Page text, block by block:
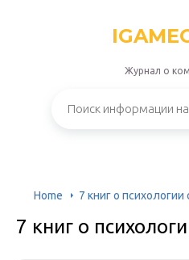
Журнал о
Home 7 книг о
7 книг о